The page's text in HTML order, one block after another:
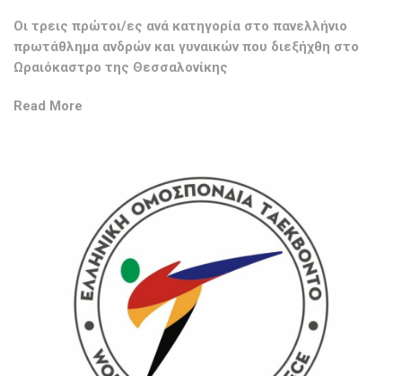
Οι τρεις πρώτοι/ες ανά κατηγορία στο πανελλήνιο
πρωτάθλημα ανδρών και γυναικών που διεξήχθη στο
Ωραιόκαστρο της Θεσσαλονίκης
Read More